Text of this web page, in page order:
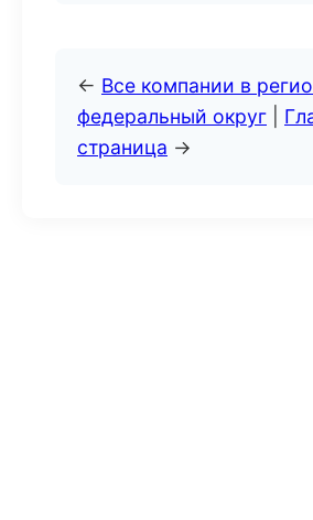
← Все компании в
федеральный округ
страница →